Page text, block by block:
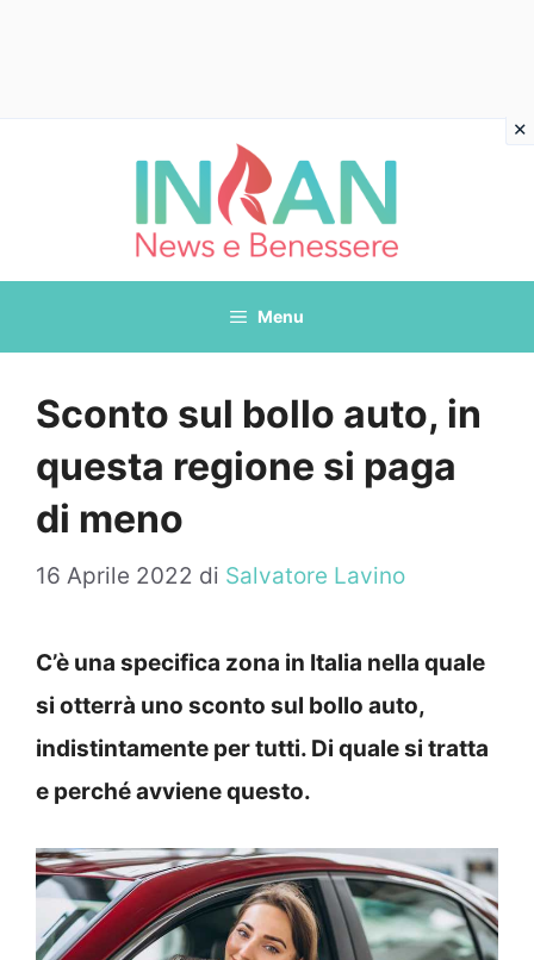
Menu
Sconto sul bollo auto, in
questa regione si paga
di meno
16 Aprile 2022 di Salvatore Lavino
C’è una specifica zona in Italia nella quale
si otterrà uno sconto sul bollo auto,
indistintamente per tutti. Di quale si tratta
e perché avviene questo.